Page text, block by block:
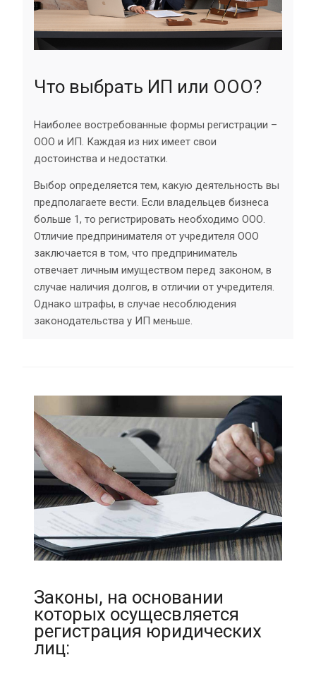
Что выбрать ИП или ООО?
Наиболее востребованные формы регистрации –
ООО и ИП. Каждая из них имеет свои
достоинства и недостатки.
Выбор определяется тем, какую деятельность вы
предполагаете вести. Если владельцев бизнеса
больше 1, то регистрировать необходимо ООО.
Отличие предпринимателя от учредителя ООО
заключается в том, что предприниматель
отвечает личным имуществом перед законом, в
случае наличия долгов, в отличии от учредителя.
Однако штрафы, в случае несоблюдения
законодательства у ИП меньше.
Законы, на основании
которых осущесвляется
регистрация юридических
лиц: